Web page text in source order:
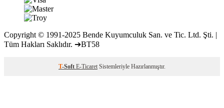
Copyright © 1991-2025 Bende Kuyumculuk San. ve Tic. Ltd. Şti. |
Tüm Hakları Saklıdır. ➔BT58
T-Soft E-Ticaret Sistemleriyle Hazırlanmıştır.